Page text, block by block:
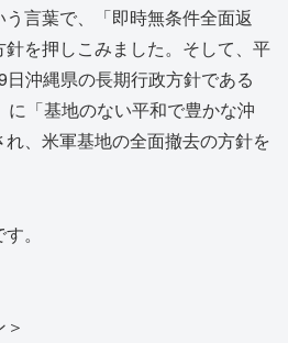
言葉で、「即時無条件全面返
を押しこみました。そして、平
沖縄県の長期行政方針である
に「基地のない平和で豊かな沖
、米軍基地の全面撤去の方針を
。